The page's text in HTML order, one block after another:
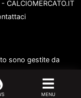
sono gestite da
MENU